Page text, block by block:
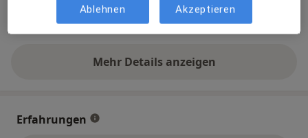
Telefonnummer anzeigen
06226 78...Telefonnummer anzeigen
Mehr Details anzeigen
über die Adresse
Erfahrungen
Ablehnen Akzeptieren